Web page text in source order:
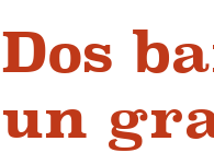
Dos
un